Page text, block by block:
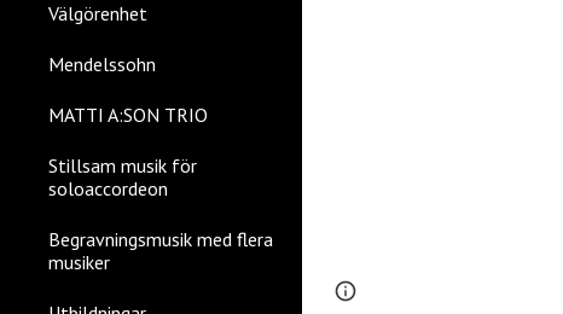
Välgörenhet
Mendelssohn
MATTI A:SON TRIO
Stillsam musik för
soloaccordeon
Begravningsmusik med flera
musiker